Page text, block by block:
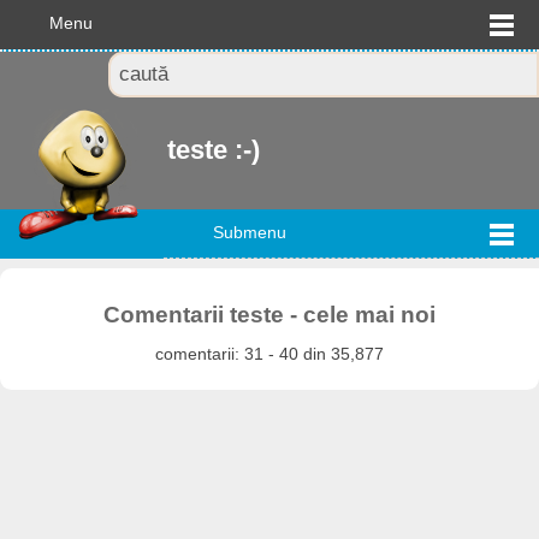
Menu
teste :-)
Submenu
Comentarii teste - cele mai noi
comentarii: 31 - 40 din 35,877